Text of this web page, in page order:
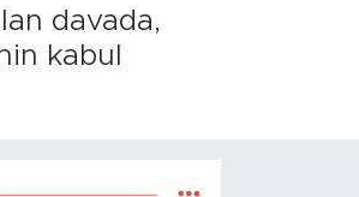
davada,
kabul